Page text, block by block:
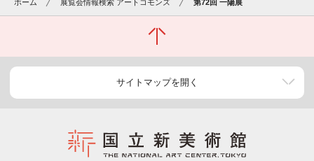
ホーム 展覧会情報検索 アートコモンズ 第72回 一陽展
サイトマップを開く